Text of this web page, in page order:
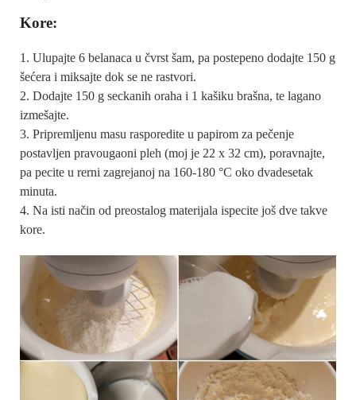
Kore:
Ulupajte 6 belanaca u čvrst šam, pa postepeno dodajte 150 g
šećera i miksajte dok se ne rastvori.
Dodajte 150 g seckanih oraha i 1 kašiku brašna, te lagano
izmešajte.
Pripremljenu masu rasporedite u papirom za pečenje
postavljen pravougaoni pleh (moj je 22 x 32 cm), poravnajte,
pa pecite u rerni zagrejanoj na 160-180 °C oko dvadesetak
minuta.
Na isti način od preostalog materijala ispecite još dve takve
kore.